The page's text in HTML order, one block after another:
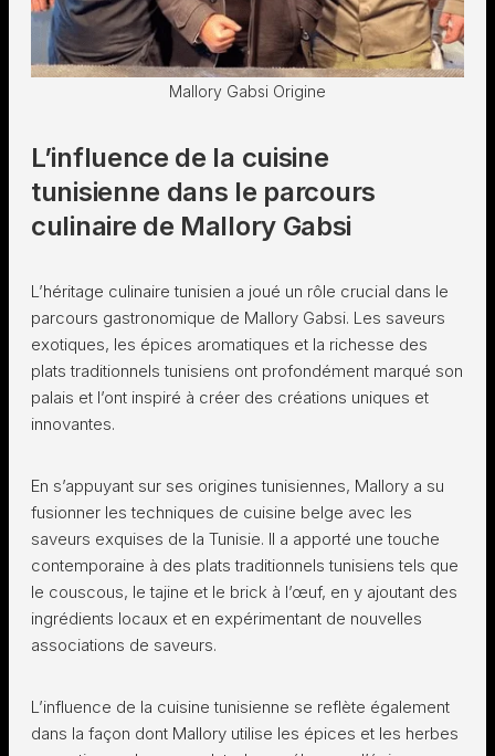
Mallory Gabsi Origine
L’influence de la cuisine
tunisienne dans le parcours
culinaire de Mallory Gabsi
L’héritage culinaire tunisien a joué un rôle crucial dans le
parcours gastronomique de Mallory Gabsi. Les saveurs
exotiques, les épices aromatiques et la richesse des
plats traditionnels tunisiens ont profondément marqué son
palais et l’ont inspiré à créer des créations uniques et
innovantes.
En s’appuyant sur ses origines tunisiennes, Mallory a su
fusionner les techniques de cuisine belge avec les
saveurs exquises de la Tunisie. Il a apporté une touche
contemporaine à des plats traditionnels tunisiens tels que
le couscous, le tajine et le brick à l’œuf, en y ajoutant des
ingrédients locaux et en expérimentant de nouvelles
associations de saveurs.
L’influence de la cuisine tunisienne se reflète également
dans la façon dont Mallory utilise les épices et les herbes